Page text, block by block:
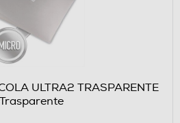
ULTRA2 TRASPARENTE